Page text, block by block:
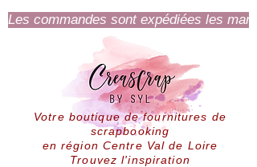
Les commandes sont expédiées les
Votre boutique de fournitures de
scrapbooking
en région Centre Val de Loire
Trouvez l'inspiration